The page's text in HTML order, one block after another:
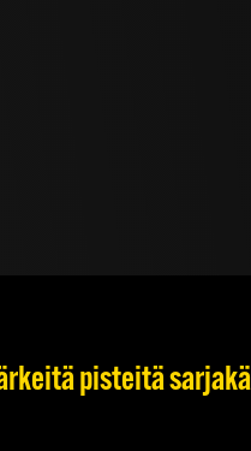
pisteitä